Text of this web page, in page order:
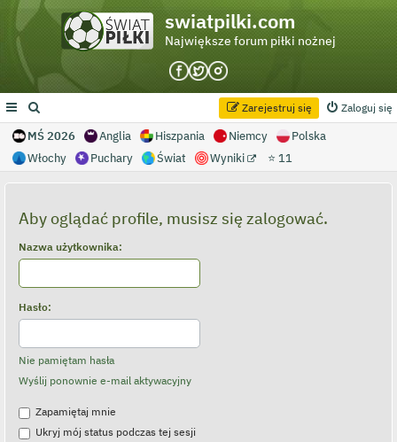
swiatpilki.com
Największe forum piłki nożnej
Zaloguj się
Zarejestruj się
MŚ 2026 Anglia Hiszpania Niemcy
Polska
Włochy
Puchary Świat Wyniki ⭐ 11
Aby oglądać profile, musisz się zalogować.
Nazwa użytkownika:
Hasło:
Nie pamiętam hasła
Wyślij ponownie e-mail aktywacyjny
Zapamiętaj mnie
Ukryj mój status podczas tej sesji